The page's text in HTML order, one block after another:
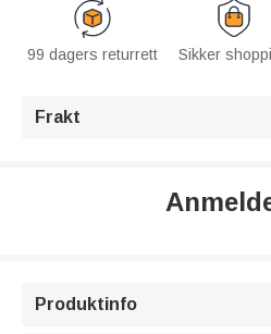
99 dagers returrett Sikker
Frakt
Produktinfo